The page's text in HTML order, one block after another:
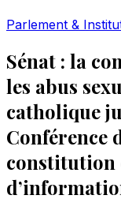
Parlement &
Sénat : la
les abus
catholique
Conférence
constitution